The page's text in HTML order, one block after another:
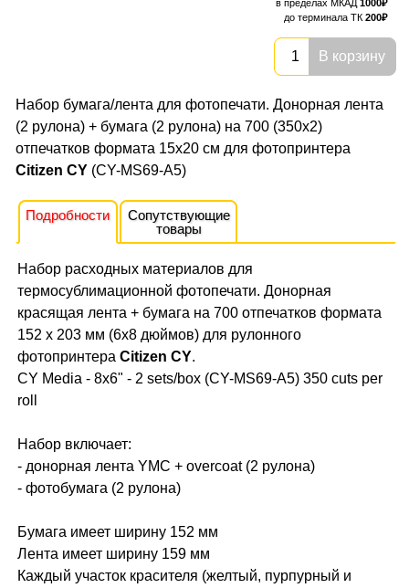
1000
200
В корзину
Набор бумага/лента для фотопечати. Донорная лента
(2 рулона) + бумага (2 рулона) на 700 (350х2)
отпечатков формата 15x20 cм для фотопринтера
Citizen CY(CY-MS69-A5)
Подробности
Сопутствующие
товары
Набор расходных материалов для
термосублимационной фотопечати. Донорная
красящая лента + бумага на 700 отпечатков формата
152 x 203 мм (6x8 дюймов) для рулонного
фотопринтера Citizen CY.
CY Media - 8x6" - 2 sets/box (CY-MS69-A5) 350 cuts per
roll
Набор включает:
- донорная лента YMC + overcoat (2 рулона)
- фотобумага (2 рулона)
Бумага имеет ширину 152 мм
Лента имеет ширину 159 мм
Каждый участок красителя (желтый, пурпурный и